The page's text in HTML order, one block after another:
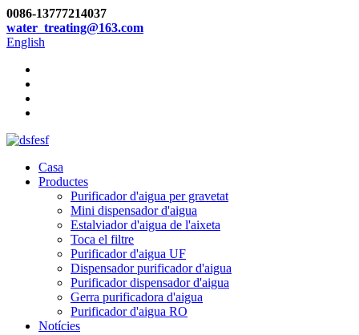
0086-13777214037
water_treating@163.com
English
Casa
Productes
Purificador d'aigua per gravetat
Mini dispensador d'aigua
Estalviador d'aigua de l'aixeta
Toca el filtre
Purificador d'aigua UF
Dispensador purificador d'aigua
Purificador dispensador d'aigua
Gerra purificadora d'aigua
Purificador d'aigua RO
Notícies